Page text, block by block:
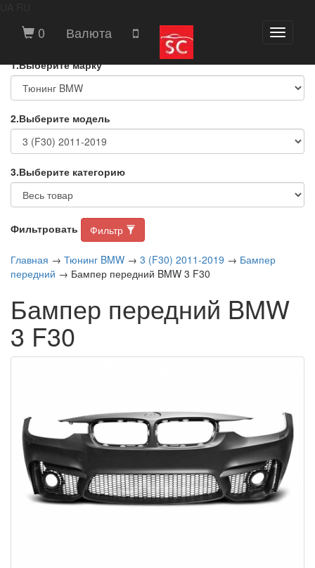
Toggle
0 Валюта
ВЫБЕРИТЕ МАРКУ И МОДЕЛЬ
АВТОМОБИЛЯ
1.Выберите марку
2.Выберите модель
3.Выберите категорию
Фильтровать Фильтр
Главная → Тюнинг BMW → 3 (F30) 2011-2019 → Бампер
передний → Бампер передний BMW 3 F30
Бампер передний BMW
3 F30